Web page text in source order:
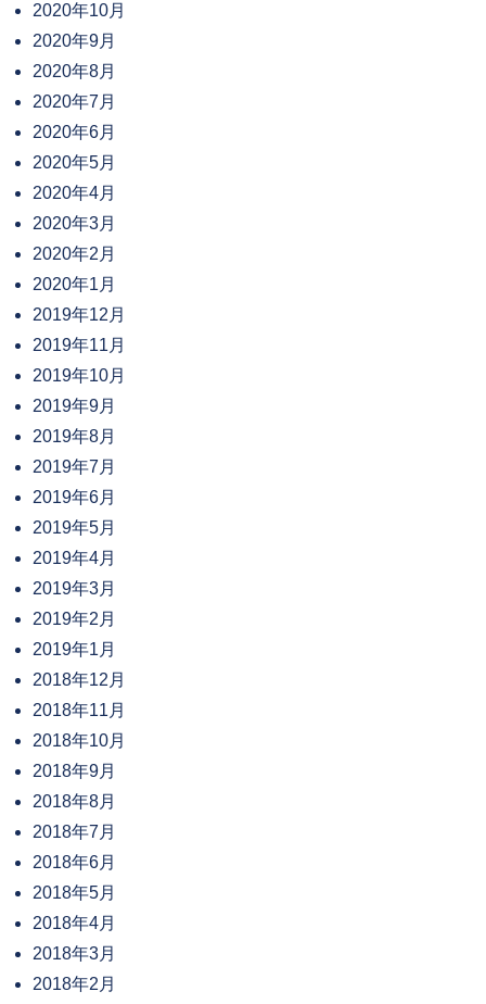
2020年10月
2020年9月
2020年8月
2020年7月
2020年6月
2020年5月
2020年4月
2020年3月
2020年2月
2020年1月
2019年12月
2019年11月
2019年10月
2019年9月
2019年8月
2019年7月
2019年6月
2019年5月
2019年4月
2019年3月
2019年2月
2019年1月
2018年12月
2018年11月
2018年10月
2018年9月
2018年8月
2018年7月
2018年6月
2018年5月
2018年4月
2018年3月
2018年2月